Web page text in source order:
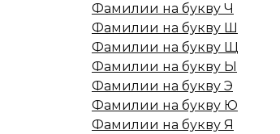
Фамилии на букву Ч
Фамилии на букву Ш
Фамилии на букву Щ
Фамилии на букву Ы
Фамилии на букву Э
Фамилии на букву Ю
Фамилии на букву Я